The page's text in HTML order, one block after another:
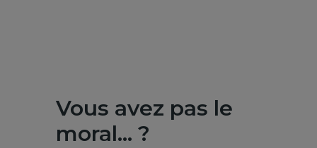
Vous avez pas le
moral… ?